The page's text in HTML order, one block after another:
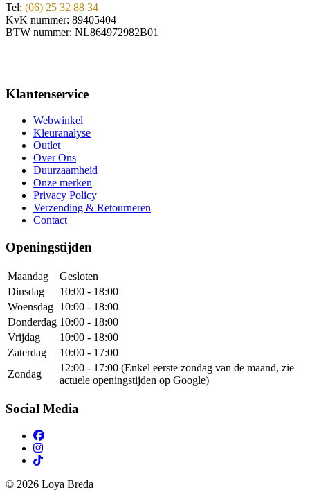
Tel: (06) 25 32 88 34
KvK nummer: 89405404
BTW nummer: NL864972982B01
Klantenservice
Webwinkel
Kleuranalyse
Outlet
Over Ons
Duurzaamheid
Onze merken
Privacy Policy
Verzending & Retourneren
Contact
Openingstijden
Maandag
Gesloten
Dinsdag
10:00 - 18:00
Woensdag 10:00 - 18:00
Donderdag 10:00 - 18:00
Vrijdag
10:00 - 18:00
Zaterdag
10:00 - 17:00
Zondag
12:00 - 17:00 (Enkel eerste zondag van de maand, zie
actuele openingstijden op Google)
Social Media
© 2026 Loya Breda